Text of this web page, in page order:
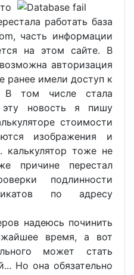
работать база
часть информации
на этом сайте. В
авторизация
ранее имели доступ к
В том числе стала
эту новость я пишу
стоимости
изображения и
калькулятор тоже не
причине перестал
подлинности
по адресу
надеюсь починить
время, а вот
может стать
Но она обязательно